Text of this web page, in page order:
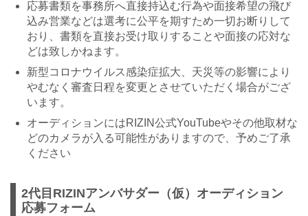
応募書類を事務所へ直接持込む行為や面接希望の飛び
込み営業などは選考に公平を期すため一切お断りして
おり、書類を直接お受け取りすることや面接の応対な
どは致しかねます。
新型コロナウイルス感染症拡大、天災等の影響により
やむなく審査日程を変更とさせていただく場合がござ
います。
オーディションにはRIZIN公式YouTubeやその他取材な
どのカメラが入る可能性がありますので、予めご了承
ください
2代目RIZINアンバサダー（仮）オーディション
応募フォーム